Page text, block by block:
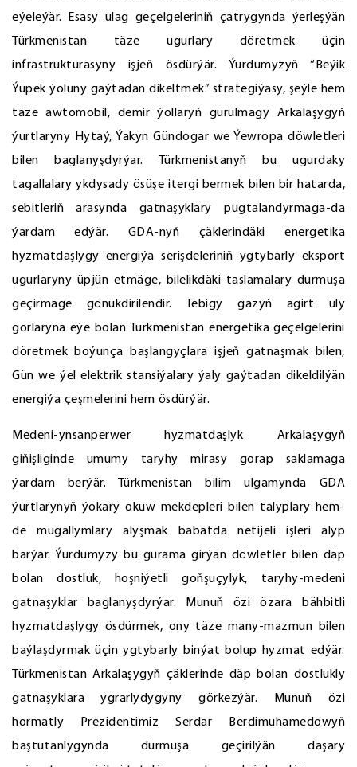
eýeleýär. Esasy ulag geçelgeleriniň çatrygynda ýerleşýän
Türkmenistan täze ugurlary döretmek üçin
infrastrukturasyny işjeň ösdürýär. Ýurdumyzyň “Beýik
Ýüpek ýoluny gaýtadan dikeltmek” strategiýasy, şeýle hem
täze awtomobil, demir ýollaryň gurulmagy Arkalaşygyň
ýurtlaryny Hytaý, Ýakyn Gündogar we Ýewropa döwletleri
bilen baglanyşdyrýar. Türkmenistanyň bu ugurdaky
tagallalary ykdysady ösüşe itergi bermek bilen bir hatarda,
sebitleriň arasynda gatnaşyklary pugtalandyrmaga-da
ýardam edýär. GDA-nyň çäklerindäki energetika
hyzmatdaşlygy energiýa serişdeleriniň ygtybarly eksport
ugurlaryny üpjün etmäge, bilelikdäki taslamalary durmuşa
geçirmäge gönükdirilendir. Tebigy gazyň ägirt uly
gorlaryna eýe bolan Türkmenistan energetika geçelgelerini
döretmek boýunça başlangyçlara işjeň gatnaşmak bilen,
Gün we ýel elektrik stansiýalary ýaly gaýtadan dikeldilýän
energiýa çeşmelerini hem ösdürýär.
Medeni-ynsanperwer hyzmatdaşlyk Arkalaşygyň
giňişliginde umumy taryhy mirasy gorap saklamaga
ýardam berýär. Türkmenistan bilim ulgamynda GDA
ýurtlarynyň ýokary okuw mekdepleri bilen talyplary hem-
de mugallymlary alyşmak babatda netijeli işleri alyp
barýar. Ýurdumyzy bu gurama girýän döwletler bilen däp
bolan dostluk, hoşniýetli goňşuçylyk, taryhy-medeni
gatnaşyklar baglanyşdyrýar. Munuň özi özara bähbitli
hyzmatdaşlygy ösdürmek, ony täze many-mazmun bilen
baýlaşdyrmak üçin ygtybarly binýat bolup hyzmat edýär.
Türkmenistan Arkalaşygyň çäklerinde däp bolan dostlukly
gatnaşyklara ygrarlydygyny görkezýär. Munuň özi
hormatly Prezidentimiz Serdar Berdimuhamedowyň
baştutanlygynda durmuşa geçirilýän daşary